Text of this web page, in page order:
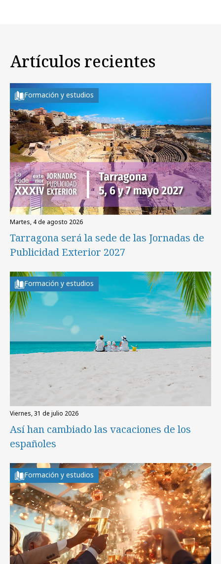
Artículos recientes
Formación y estudios
martes, 4 de agosto 2026
Tarragona será la sede de las Jornadas de
Publicidad Exterior 2027
Formación y estudios
viernes, 31 de julio 2026
Así han cambiado las vacaciones de los
españoles
Formación y estudios